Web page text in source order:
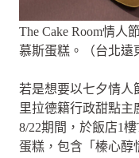
The Cake Room情人
慕斯蛋糕。（台北遠
若是想要以七夕情人
里拉德籍行政甜點主
8/22期間，於飯店1
蛋糕，包含「榛心醇